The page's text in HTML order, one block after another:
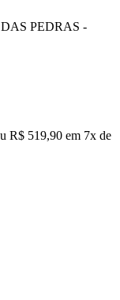
PEDRAS -
R$ 519,90 em 7x de